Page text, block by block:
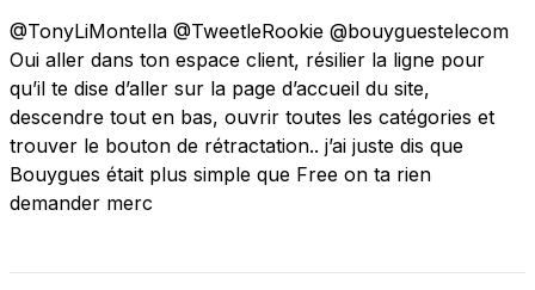
@TonyLiMontella @TweetleRookie @bouyguestelecom
Oui aller dans ton espace client, résilier la ligne pour
qu’il te dise d’aller sur la page d’accueil du site,
descendre tout en bas, ouvrir toutes les catégories et
trouver le bouton de rétractation.. j’ai juste dis que
Bouygues était plus simple que Free on ta rien
demander merc